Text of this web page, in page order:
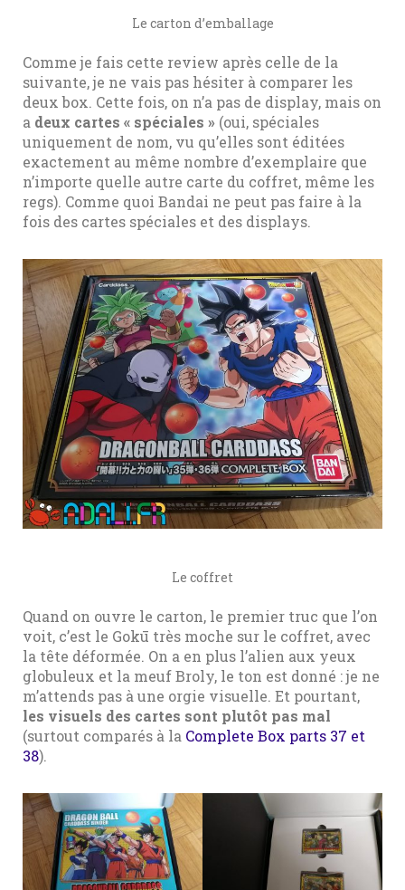
Le carton d’emballage
Comme je fais cette review après celle de la
suivante, je ne vais pas hésiter à comparer les
deux box. Cette fois, on n’a pas de display, mais on
a deux cartes « spéciales » (oui, spéciales
uniquement de nom, vu qu’elles sont éditées
exactement au même nombre d’exemplaire que
n’importe quelle autre carte du coffret, même les
regs). Comme quoi Bandai ne peut pas faire à la
fois des cartes spéciales et des displays.
Le coffret
Quand on ouvre le carton, le premier truc que l’on
voit, c’est le Gokū très moche sur le coffret, avec
la tête déformée. On a en plus l’alien aux yeux
globuleux et la meuf Broly, le ton est donné : je ne
m’attends pas à une orgie visuelle. Et pourtant,
les visuels des cartes sont plutôt pas mal
(surtout comparés à la Complete Box parts 37 et
38).